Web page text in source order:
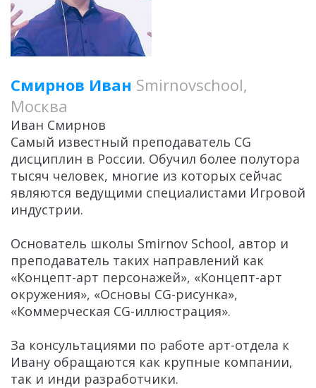
Смирнов Иван Smirnovschool,
Москва
Иван Смирнов
Самый известный преподаватель CG
дисциплин в России. Обучил более полутора
тысяч человек, многие из которых сейчас
являются ведущими специалистами Игровой
индустрии.
Основатель школы Smirnov School, автор и
преподаватель таких направлений как
«Концепт-арт персонажей», «Концепт-арт
окружения», «Основы CG-рисунка»,
«Коммерческая CG-иллюстрация».
За консультациями по работе арт-отдела к
Ивану обращаются как крупные компании,
так и инди разработчики.